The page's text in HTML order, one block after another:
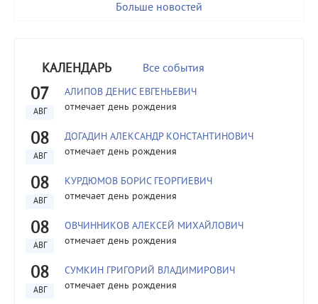
Больше новостей
КАЛЕНДАРЬ Все события
07
АВГ
АЛИПОВ ДЕНИС ЕВГЕНЬЕВИЧ
отмечает день рождения
08
АВГ
ДОГАДИН АЛЕКСАНДР КОНСТАНТИНОВИЧ
отмечает день рождения
08
АВГ
КУРДЮМОВ БОРИС ГЕОРГИЕВИЧ
отмечает день рождения
08
АВГ
ОВЧИННИКОВ АЛЕКСЕЙ МИХАЙЛОВИЧ
отмечает день рождения
08
АВГ
СУМКИН ГРИГОРИЙ ВЛАДИМИРОВИЧ
отмечает день рождения